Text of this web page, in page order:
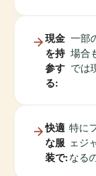
現金
を持
参す
る:
一部
場合
では
快適
な服
装で:
特に
ェジ
なる